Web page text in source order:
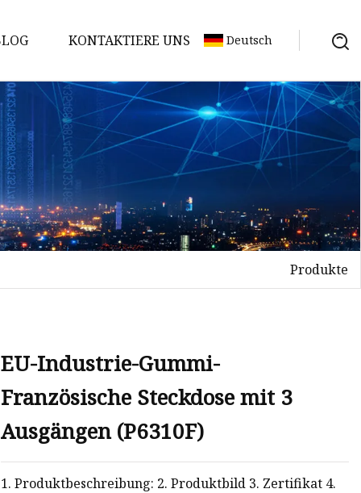
KONTAKTIERE UNS Deutsch
Produkte
EU-Industrie-Gummi-
Französische Steckdose mit 3
Ausgängen (P6310F)
1. Produktbeschreibung: 2. Produktbild 3. Zertifikat 4.